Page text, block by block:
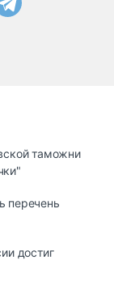
таможни
перечень
достиг